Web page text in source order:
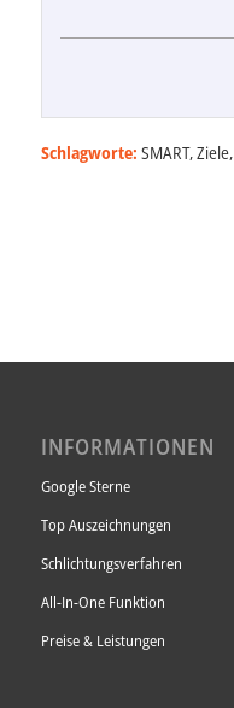
Schlagworte: SMART,Ziele,
INFORMATIONEN
Google Sterne
Top Auszeichnungen
Schlichtungsverfahren
All-In-One Funktion
Preise & Leistungen